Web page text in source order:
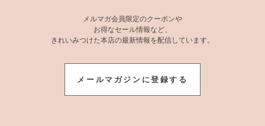
メルマガ会員限定のクーポンや
お得なセール情報など、
きれいみつけた本店の最新情報を配信しています。
メールマガジンに登録する